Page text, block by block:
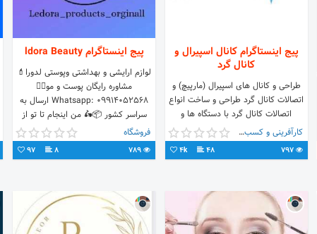
پیج اینستاگرام کانال اسپیرال و
کانال گرد
طراحی و کانال های اسپیرال (مارپیچ) و
اتصالات کانال گرد طراحی و ساخت انواع
اتصالات کانال گرد با دستگاه ها و
تجهیزات روز دنیا آدرس کارخانه و دفتر
مرکزی:تهران ،شهریار،میدان جهاد مهندس
شعبانی ۰۹۱۰۰۹۰۰۶۱۰
کارآفرینی و کسب و کار
797
48
4k
پیج اینستاگرام ldora Beauty
لوازم ارایشی و بهداشتی وپوستی لدورا💄
مشاوره رایگان پوست و مو💆‍♀️
Whatsapp: 09914052568 ارسال به
سراسر کشور 📦🛵 من اینجام تا تو از
وجود خودت لذت ببری😍فروشگاه
789
8
97